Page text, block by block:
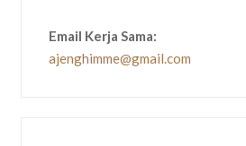
Email Kerja Sama:
ajenghimme@gmail.com